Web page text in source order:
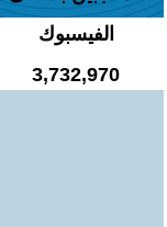
الفيسبوك
3,732,970